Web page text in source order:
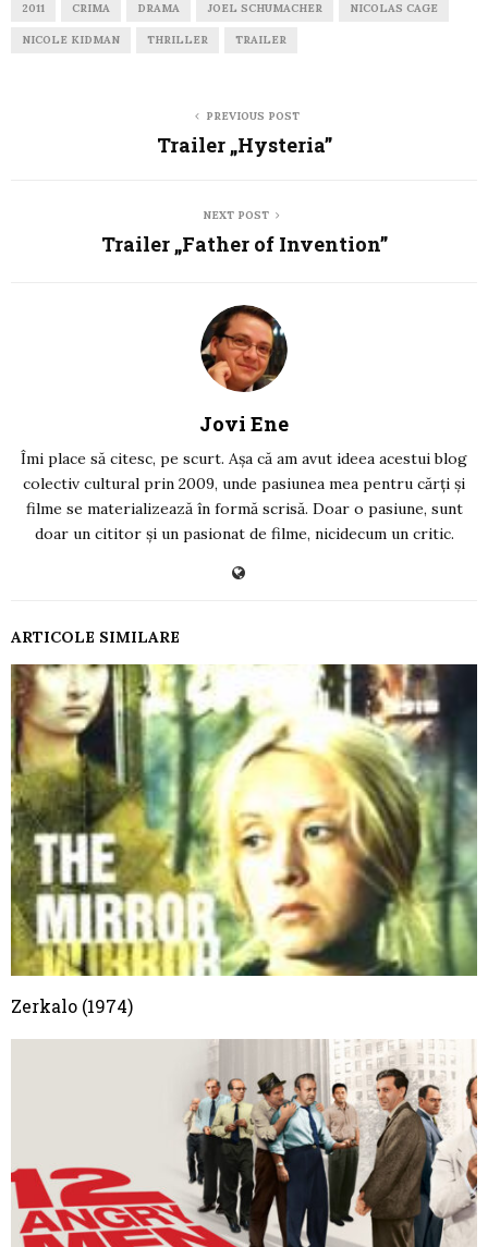
2011 CRIMA DRAMA JOEL SCHUMACHER NICOLAS CAGE
NICOLE KIDMAN THRILLER TRAILER
PREVIOUS POST
Trailer „Hysteria”
NEXT POST
Trailer „Father of Invention”
Jovi Ene
Îmi place să citesc, pe scurt. Așa că am avut ideea acestui blog
colectiv cultural prin 2009, unde pasiunea mea pentru cărți și
filme se materializează în formă scrisă. Doar o pasiune, sunt
doar un cititor și un pasionat de filme, nicidecum un critic.
ARTICOLE SIMILARE
Zerkalo (1974)